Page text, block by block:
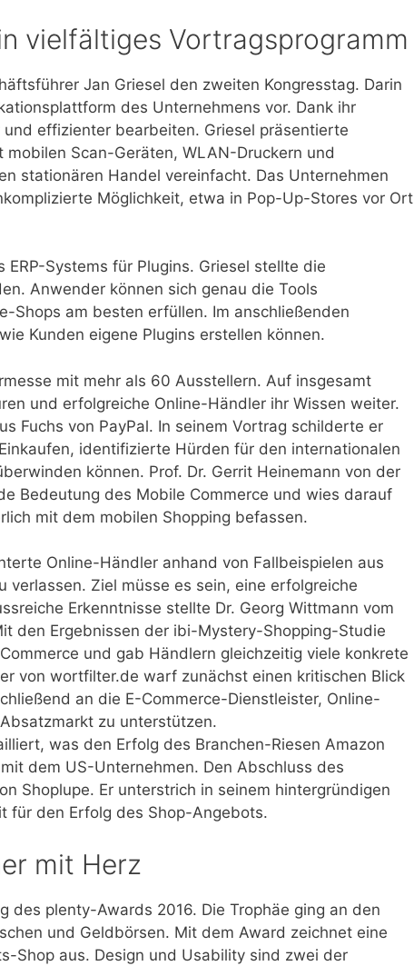
vielfältiges Vortragsprogramm
Jan Griesel den zweiten Kongresstag. Darin
des Unternehmens vor. Dank ihr
effizienter bearbeiten. Griesel präsentierte
Scan-Geräten, WLAN-Druckern und
stationären Handel vereinfacht. Das Unternehmen
Möglichkeit, etwa in Pop-Up-Stores vor Ort
Systems für Plugins. Griesel stellte die
Anwender können sich genau die Tools
Shops am besten erfüllen. Im anschließenden
Kunden eigene Plugins erstellen können.
mit mehr als 60 Ausstellern. Auf insgesamt
und erfolgreiche Online-Händler ihr Wissen weiter.
Fuchs von PayPal. In seinem Vortrag schilderte er
identifizierte Hürden für den internationalen
können. Prof. Dr. Gerrit Heinemann von der
Bedeutung des Mobile Commerce und wies darauf
mit dem mobilen Shopping befassen.
Online-Händler anhand von Fallbeispielen aus
verlassen. Ziel müsse es sein, eine erfolgreiche
Erkenntnisse stellte Dr. Georg Wittmann vom
den Ergebnissen der ibi-Mystery-Shopping-Studie
und gab Händlern gleichzeitig viele konkrete
von wortfilter.de warf zunächst einen kritischen Blick
an die E-Commerce-Dienstleister, Online-
zu unterstützen.
was den Erfolg des Branchen-Riesen Amazon
dem US-Unternehmen. Den Abschluss des
Shoplupe. Er unterstrich in seinem hintergründigen
für den Erfolg des Shop-Angebots.
mit Herz
des plenty-Awards 2016. Die Trophäe ging an den
und Geldbörsen. Mit dem Award zeichnet eine
Shop aus. Design und Usability sind zwei der